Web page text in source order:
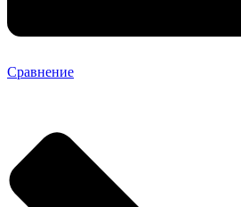
Сравнение